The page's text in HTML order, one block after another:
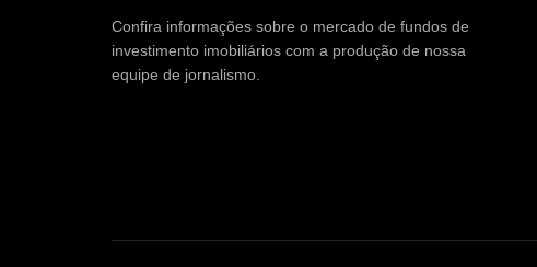
Confira informações sobre o mercado de fundos de
investimento imobiliários com a produção de nossa
equipe de jornalismo.